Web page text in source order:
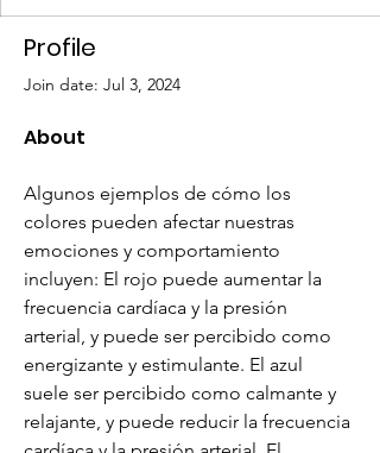
Profile
Join date: Jul 3, 2024
About
Algunos ejemplos de cómo los
colores pueden afectar nuestras
emociones y comportamiento
incluyen: El rojo puede aumentar la
frecuencia cardíaca y la presión
arterial, y puede ser percibido como
energizante y estimulante. El azul
suele ser percibido como calmante y
relajante, y puede reducir la frecuencia